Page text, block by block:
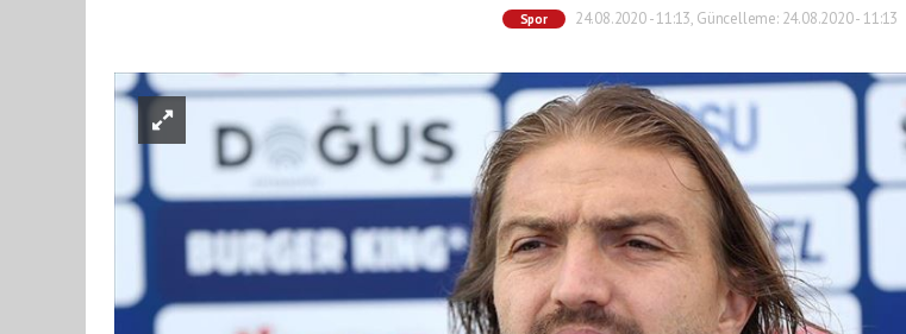
Spor 24.08.2020 - 11:13, Güncelleme: 24.08.2020 - 11:13